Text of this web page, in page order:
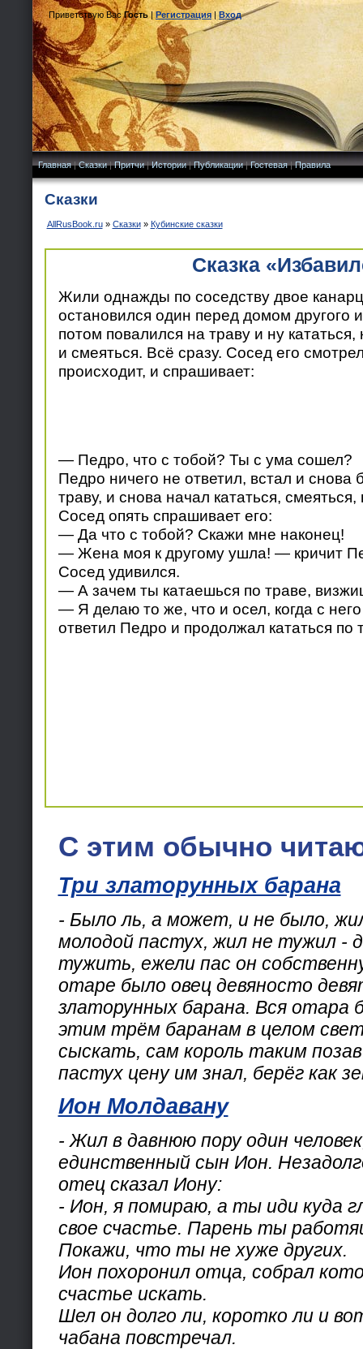
Приветствую Вас Гость|Регистрация|Вход
Главная|Сказки|Притчи|Истории|Публикации|Гостевая|Правила
Сказки
AllRusBook.ru» Сказки» Кубинские сказки
Сказка
Жили однажды по соседству двое
остановился один перед домом другого и
потом повалился на траву и ну кататься,
и смеяться. Всё сразу. Сосед его
происходит, и спрашивает:
— Педро, что с тобой? Ты с ума сошел?
Педро ничего не ответил, встал и снова
траву, и снова начал кататься, смеяться,
Сосед опять спрашивает его:
— Да что с тобой? Скажи мне наконец!
— Жена моя к другому ушла! — кричит
Сосед удивился.
— А зачем ты катаешься по траве,
— Я делаю то же, что и осел, когда с
ответил Педро и продолжал кататься по
С этим обычно
Три златорунных барана
- Было ль, а может, и не было,
молодой пастух, жил не тужил -
тужить, ежели пас он
отаре было овец девяносто
златорунных барана. Вся отара
этим трём баранам в целом
сыскать, сам король таким
пастух цену им знал, берёг как
Ион Молдавану
- Жил в давнюю пору один
единственный сын Ион.
отец сказал Иону:
- Ион, я помираю, а ты иди куда
свое счастье. Парень ты
Покажи, что ты не хуже других.
Ион похоронил отца, собрал
счастье искать.
Шел он долго ли, коротко ли и
чабана повстречал.